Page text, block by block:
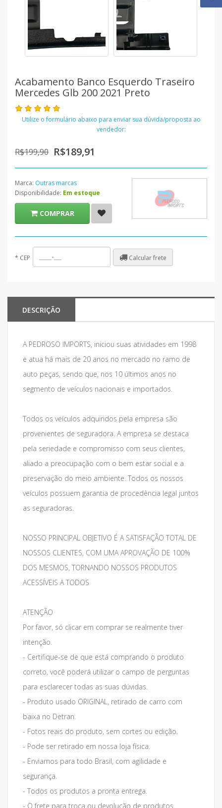
Acabamento Banco Esquerdo Traseiro
Mercedes Glb 200 2021 Preto
Utilize o formulário abaixo para enviar sua dúvida/proposta ao
vendedor:
R$199,90 R$189,91
Marca: Outras marcas
Disponibilidade: Em estoque
COMPRAR
* CEP Calcular frete
DESCRIÇÃO
A PEDROSO IMPORTS, iniciou suas atividades em 1998
e atua há mais de 20 anos no mercado no ramo de
auto peças, sendo que, nos 10 últimos anos no
segmento de veículos nacionais e importados.
Todos os veículos adquiridos pela empresa são
provenientes de seguradora. A empresa se destaca
pela seriedade e compromisso com seus clientes,
aliado a preocupação com o bem estar social e a
preservação do meio ambiente. Todos os nossos
veículos possuem garantia de procedência legal juntos
as seguradoras.
NOSSO PRINCIPAL OBJETIVO É A SATISFAÇÃO TOTAL DE
NOSSOS CLIENTES, COM UMA APROVAÇÃO DE 100%
DOS MESMOS, TORNANDO NOSSOS PRODUTOS
ACESSÍVEIS A TODOS
ATENÇÃO
Por favor, só clicar em comprar se realmente tiver
intenção.
- Certifique-se de que está comprando o produto
correto, você poderá utilizar o campo de perguntas
para esclarecer todas as suas dúvidas.
- Produto usado ORIGINAL, retirado de carro com
baixa no Detran.
- Fotos reais do produto, sem cortes ou edição.
- Pode ser retirado em nossa loja física.
- Enviamos para todo Brasil, com agilidade e
segurança.
- Todos os produtos a pronta entrega.
- O frete para troca ou devolução de produtos